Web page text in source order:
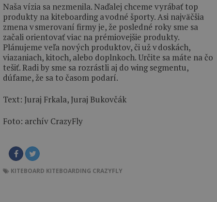
Naša vízia sa nezmenila. Naďalej chceme vyrábať top
produkty na kiteboarding a vodné športy. Asi najväčšia
zmena v smerovaní firmy je, že posledné roky sme sa
začali orientovať viac na prémiovejšie produkty.
Plánujeme veľa nových produktov, či už v doskách,
viazaniach, kitoch, alebo doplnkoch. Určite sa máte na čo
tešiť. Radi by sme sa rozrástli aj do wing segmentu,
dúfame, že sa to časom podarí.
Text: Juraj Frkala, Juraj Bukovčák
Foto: archív CrazyFly
KITEBOARD KITEBOARDING CRAZYFLY